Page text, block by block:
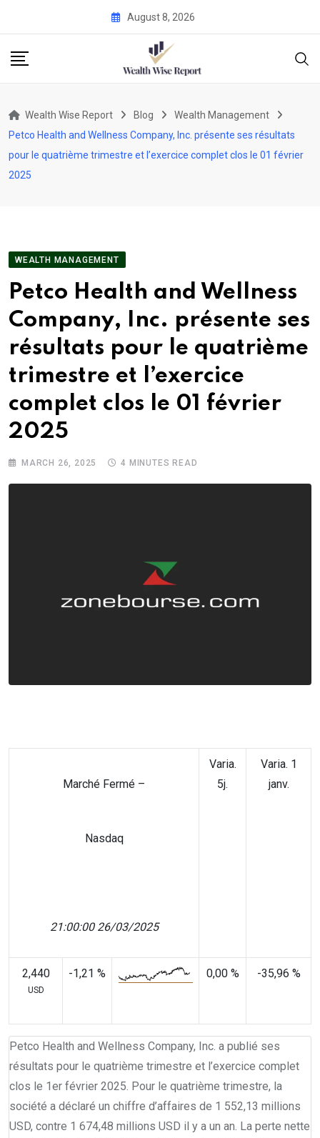
content
August 8, 2026
Wealth Wise Report Blog
Wealth Management
Petco Health and Wellness Company, Inc. présente ses résultats
pour le quatrième trimestre et l’exercice complet clos le 01 février
2025
WEALTH MANAGEMENT
Petco Health and Wellness
Company, Inc. présente ses
résultats pour le quatrième
trimestre et l’exercice
complet clos le 01 février
2025
MARCH 26, 2025 4 MINUTES READ
Marché Fermé –
Nasdaq
21:00:00 26/03/2025
Varia.
5j.
Varia. 1
janv.
2,440
USD
-1,21 % 0,00 % -35,96 %
Petco Health and Wellness Company, Inc. a publié ses
résultats pour le quatrième trimestre et l’exercice complet
clos le 1er février 2025. Pour le quatrième trimestre, la
société a déclaré un chiffre d’affaires de 1 552,13 millions
USD, contre 1 674,48 millions USD il y a un an. La perte nette